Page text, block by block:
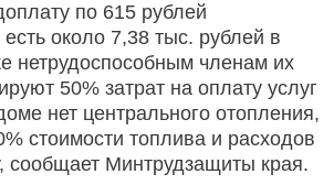
по 615 рублей
около 7,38 тыс. рублей в
нетрудоспособным членам их
50% затрат на оплату услуг
нет центрального отопления,
стоимости топлива и расходов
сообщает Минтрудзащиты края.